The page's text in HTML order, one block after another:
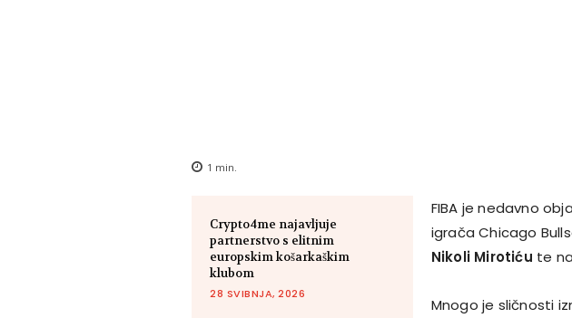
1 min.
Crypto4me najavljuje
partnerstvo s elitnim
europskim košarkaškim
klubom
28 SVIBNJA, 2026
FIBA je nedavno
igrača Chicago
Nikoli Mirotiću te
Mnogo je sličnosti